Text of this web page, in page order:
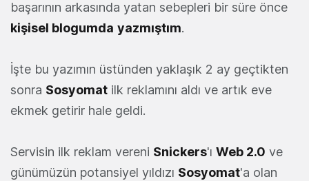
başarının arkasında yatan sebepleri bir süre önce
kişisel blogumda yazmıştım.
İşte bu yazımın üstünden yaklaşık 2 ay geçtikten
sonra Sosyomat ilk reklamını aldı ve artık eve
ekmek getirir hale geldi.
Servisin ilk reklam vereni Snickers'ı Web 2.0 ve
günümüzün potansiyel yıldızı Sosyomat'a olan